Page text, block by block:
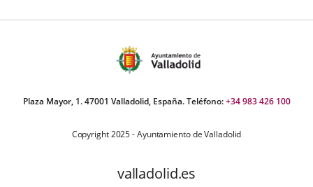
externa.externa.
Plaza Mayor, 1. 47001 Valladolid, España. Teléfono:+34 983 426 100
Copyright 2025 - Ayuntamiento de Valladolid
valladolid.es